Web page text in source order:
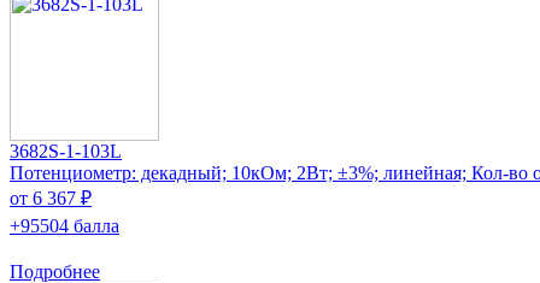
3682S-1-103L
Потенциометр: декадный; 10кОм; 2Вт; ±3%; линейная; Кол-во
от 6 367 ₽
+95504 балла
Подробнее